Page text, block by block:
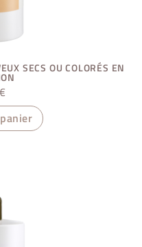
SECS OU COLORÉS EN